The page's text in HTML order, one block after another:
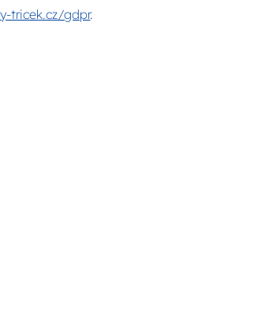
tricek.cz/gdpr.